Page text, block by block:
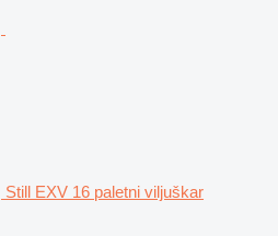
Still EXV 16 paletni viljuškar